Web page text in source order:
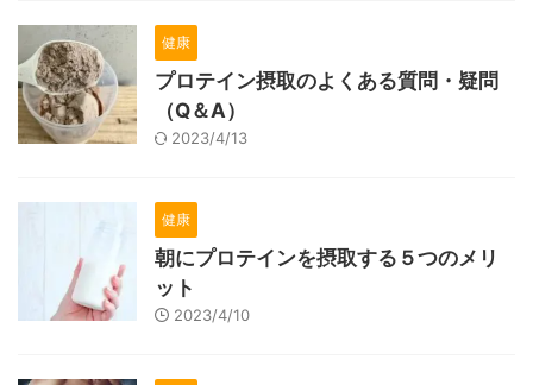
健康
プロテイン摂取のよくある質問・疑問
（Q＆A）
2023/4/13
健康
朝にプロテインを摂取する５つのメリ
ット
2023/4/10